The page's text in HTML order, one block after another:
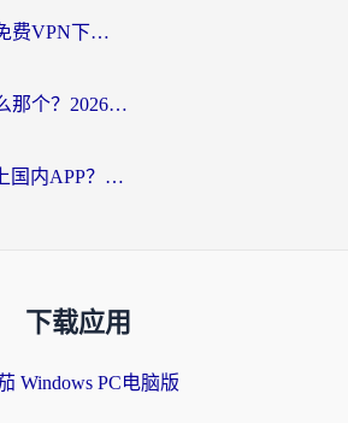
海外党必看：电脑免费VPN下载指南+回国加速器选择全攻略，告别地区限制
归雁加速器改成什么那个？2026海外党回国加速全攻略：告别地区限制，轻松刷剧玩游戏
海外MacBook连不上国内APP？选对回国VPN，告别地区限制的烦恼
下载应用
Windows PC电脑版